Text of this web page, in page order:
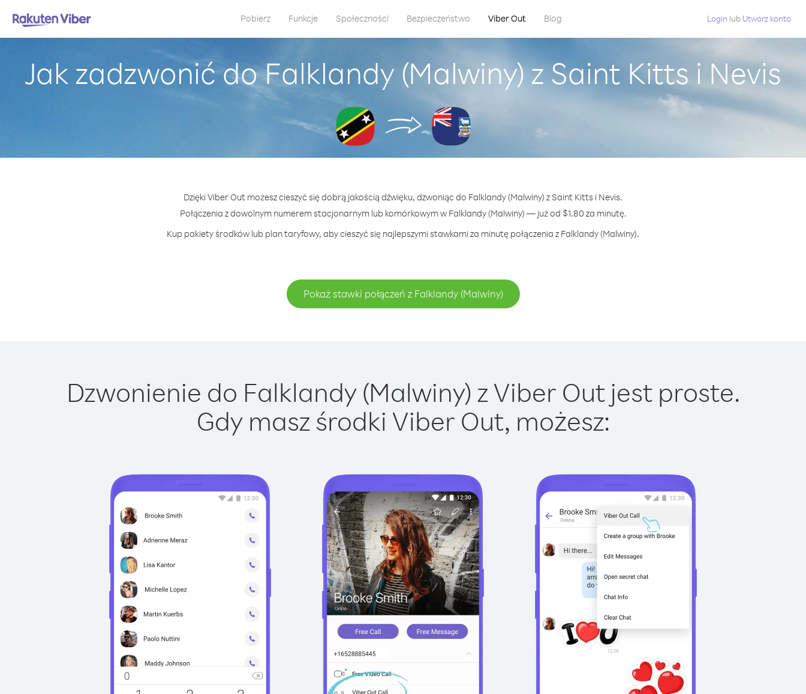
Pobierz Funkcje Społeczności Bezpieczeństwo Viber Out Blog Login lub Utwórz konto
Jak zadzwonić do Falklandy (Malwiny) z Saint Kitts i Nevis
Dzięki Viber Out możesz cieszyć się dobrą jakością dźwięku, dzwoniąc do Falklandy (Malwiny) z Saint Kitts i Nevis.
Połączenia z dowolnym numerem stacjonarnym lub komórkowym w Falklandy (Malwiny) — już od $1.80 za minutę.
Kup pakiety środków lub plan taryfowy, aby cieszyć się najlepszymi stawkami za minutę połączenia z Falklandy (Malwiny).
Pokaż stawki połączeń z Falklandy (Malwiny)
Dzwonienie do Falklandy (Malwiny) z Viber Out jest proste.
Gdy masz środki Viber Out, możesz: